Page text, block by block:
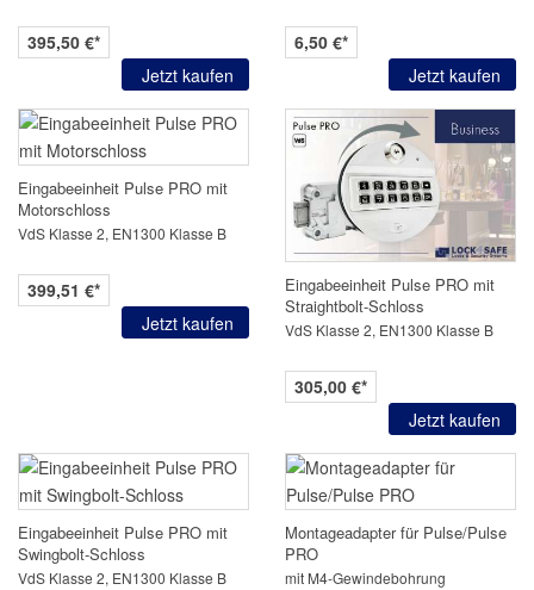
395,50 €*
Jetzt kaufen
6,50 €*
Jetzt kaufen
Eingabeeinheit Pulse PRO mit
Motorschloss
VdS Klasse 2, EN1300 Klasse B
399,51 €*
Jetzt kaufen
Eingabeeinheit Pulse PRO mit
Straightbolt-Schloss
VdS Klasse 2, EN1300 Klasse B
305,00 €*
Jetzt kaufen
Eingabeeinheit Pulse PRO mit
Swingbolt-Schloss
VdS Klasse 2, EN1300 Klasse B
Montageadapter für Pulse/Pulse
PRO
mit M4-Gewindebohrung